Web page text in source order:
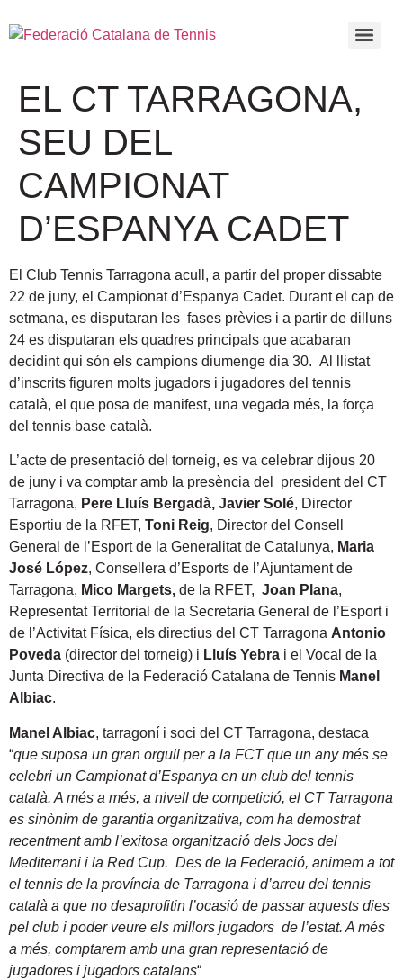
EL CT TARRAGONA,
SEU DEL
CAMPIONAT
D’ESPANYA CADET
El Club Tennis Tarragona acull, a partir del proper dissabte
22 de juny, el Campionat d’Espanya Cadet. Durant el cap de
setmana, es disputaran les fases prèvies i a partir de dilluns
24 es disputaran els quadres principals que acabaran
decidint qui són els campions diumenge dia 30. Al llistat
d’inscrits figuren molts jugadors i jugadores del tennis
català, el que posa de manifest, una vegada més, la força
del tennis base català.
L’acte de presentació del torneig, es va celebrar dijous 20
de juny i va comptar amb la presència del
president del CT
Tarragona, Pere Lluís Bergadà, Javier Solé, Director
Esportiu de la RFET, Toni Reig, Director del Consell
General de l’Esport de la Generalitat de Catalunya, Maria
José López, Consellera d’Esports de l’Ajuntament de
Tarragona, Mico Margets, de la RFET, Joan Plana,
Representat Territorial de la Secretaria General de l’Esport i
de l’Activitat Física, els directius del CT Tarragona Antonio
Poveda (director del torneig) i Lluís Yebra i el Vocal de la
Junta Directiva de la Federació Catalana de Tennis Manel
Albiac.
Manel Albiac, tarragoní i soci del CT Tarragona, destaca
“que suposa un gran orgull per a la FCT que un any més se
celebri un Campionat d’Espanya en un club del tennis
català. A més a més, a nivell de competició, el CT Tarragona
es sinònim de garantia organitzativa, com ha demostrat
recentment amb l’exitosa organització dels Jocs del
Mediterrani i la Red Cup. Des de la Federació, animem a tot
el tennis de la província de Tarragona i d’arreu del tennis
català a que no desaprofitin l’ocasió de passar aquests dies
pel club i poder veure els millors jugadors de l’estat. A més
a més, comptarem amb una gran representació de
jugadores i jugadors catalans“